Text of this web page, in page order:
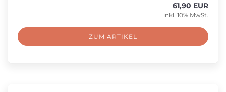
61,90 EUR
inkl. 10% MwSt.
ZUM ARTIKEL